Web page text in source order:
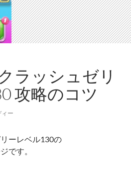
ラッシュゼリ
攻略のコツ
ィー
ーレベル130の
です。